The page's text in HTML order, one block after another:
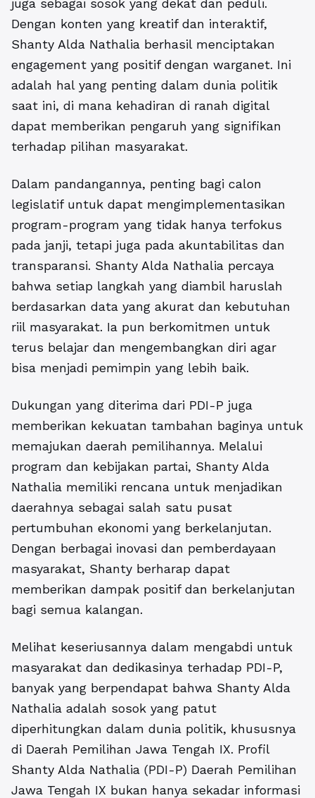
juga sebagai sosok yang dekat dan peduli.
Dengan konten yang kreatif dan interaktif,
Shanty Alda Nathalia berhasil menciptakan
engagement yang positif dengan warganet. Ini
adalah hal yang penting dalam dunia politik
saat ini, di mana kehadiran di ranah digital
dapat memberikan pengaruh yang signifikan
terhadap pilihan masyarakat.
Dalam pandangannya, penting bagi calon
legislatif untuk dapat mengimplementasikan
program-program yang tidak hanya terfokus
pada janji, tetapi juga pada akuntabilitas dan
transparansi. Shanty Alda Nathalia percaya
bahwa setiap langkah yang diambil haruslah
berdasarkan data yang akurat dan kebutuhan
riil masyarakat. Ia pun berkomitmen untuk
terus belajar dan mengembangkan diri agar
bisa menjadi pemimpin yang lebih baik.
Dukungan yang diterima dari PDI-P juga
memberikan kekuatan tambahan baginya untuk
memajukan daerah pemilihannya. Melalui
program dan kebijakan partai, Shanty Alda
Nathalia memiliki rencana untuk menjadikan
daerahnya sebagai salah satu pusat
pertumbuhan ekonomi yang berkelanjutan.
Dengan berbagai inovasi dan pemberdayaan
masyarakat, Shanty berharap dapat
memberikan dampak positif dan berkelanjutan
bagi semua kalangan.
Melihat keseriusannya dalam mengabdi untuk
masyarakat dan dedikasinya terhadap PDI-P,
banyak yang berpendapat bahwa Shanty Alda
Nathalia adalah sosok yang patut
diperhitungkan dalam dunia politik, khususnya
di Daerah Pemilihan Jawa Tengah IX. Profil
Shanty Alda Nathalia (PDI-P) Daerah Pemilihan
Jawa Tengah IX bukan hanya sekadar informasi